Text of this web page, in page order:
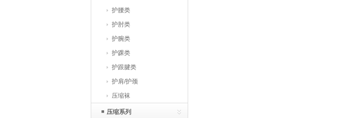
护腰类
护肘类
护腕类
护踝类
护跟腱类
护肩/护颈
压缩袜
压缩系列